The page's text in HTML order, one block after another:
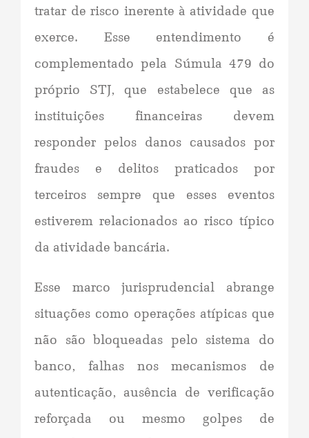
tratar de risco inerente à atividade que
exerce. Esse entendimento é
complementado pela Súmula 479 do
próprio STJ, que estabelece que as
instituições financeiras devem
responder pelos danos causados por
fraudes e delitos praticados por
terceiros sempre que esses eventos
estiverem relacionados ao risco típico
da atividade bancária.
Esse marco jurisprudencial abrange
situações como operações atípicas que
não são bloqueadas pelo sistema do
banco, falhas nos mecanismos de
autenticação, ausência de verificação
reforçada ou mesmo golpes de